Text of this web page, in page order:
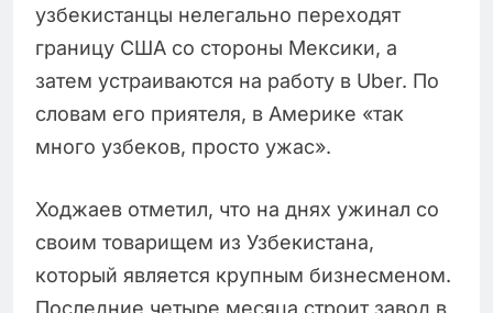
узбекистанцы нелегально переходят
границу США со стороны Мексики, а
затем устраиваются на работу в Uber. По
словам его приятеля, в Америке «так
много узбеков, просто ужас».
Ходжаев отметил, что на днях ужинал со
своим товарищем из Узбекистана,
который является крупным бизнесменом.
Последние четыре месяца строит завод в